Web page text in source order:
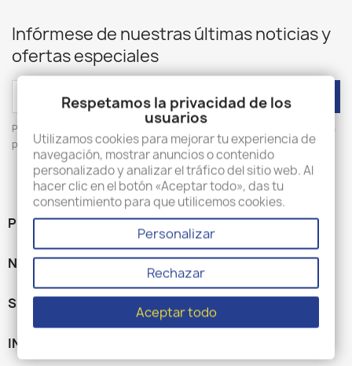
Infórmese de nuestras últimas noticias y
ofertas especiales
Puede darse de baja en cualquier momento. Para ello, consulte nuestra
página 'Contacte con nosotros'.
PRODUCTOS 
NUESTRA EMPRESA 
SU CUENTA 
INFORMACIÓN DE LA TIENDA
Respetamos la privacidad de los
usuarios
Utilizamos cookies para mejorar tu experiencia de
navegación, mostrar anuncios o contenido
personalizado y analizar el tráfico del sitio web. Al
hacer clic en el botón «Aceptar todo», das tu
consentimiento para que utilicemos cookies.
Personalizar
Rechazar
Aceptar todo